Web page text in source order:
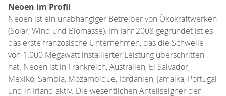
Neoen im Profil
Neoen ist ein unabhängiger Betreiber von Ökokraftwerken
(Solar, Wind und Biomasse). Im Jahr 2008 gegründet ist es
das erste französische Unternehmen, das die Schwelle
von 1.000 Megawatt installierter Leistung überschritten
hat. Neoen ist in Frankreich, Australien, El Salvador,
Mexiko, Sambia, Mozambique, Jordanien, Jamaika, Portugal
und in Irland aktiv. Die wesentlichen Anteilseigner der